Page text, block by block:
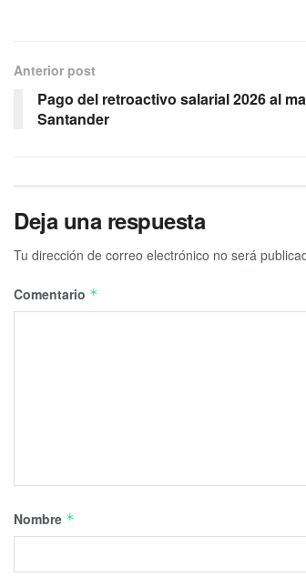
Anterior post
Pago del retroactivo salarial 2026 al
Santander
Deja una respuesta
Tu dirección de correo electrónico no será
Comentario *
Nombre *